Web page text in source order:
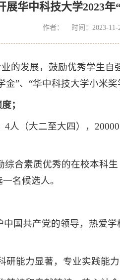
展华中科技大学2023
作者： 时间：2023-
的发展，鼓励优秀学生
”、“华中科技大学小米
；
4人（大二至大四），
综合素质优秀的在校本科
名候选人。
国共产党的领导，热爱
研能力显著，专业实践能力